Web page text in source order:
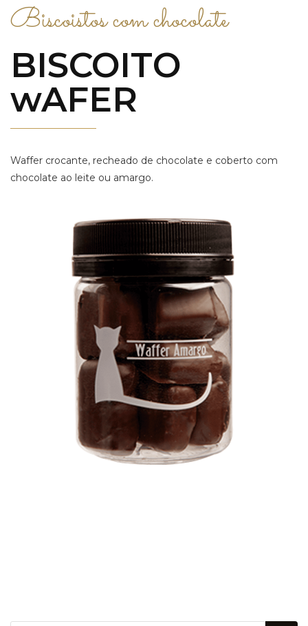
Biscoistos com chocolate
BISCOITO
wAFER
Waffer crocante, recheado de chocolate e coberto com
chocolate ao leite ou amargo.